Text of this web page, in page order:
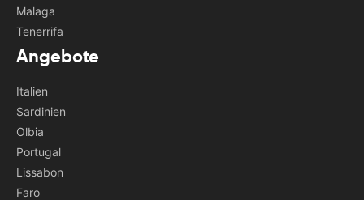
Malaga
Tenerrifa
Angebote
Italien
Sardinien
Olbia
Portugal
Lissabon
Faro